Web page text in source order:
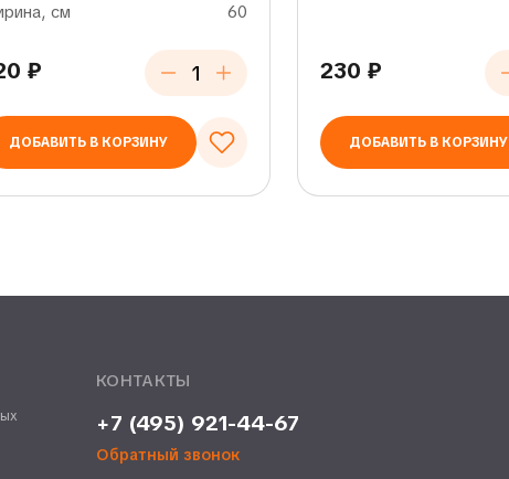
см
60
₽
ДОБАВИТЬ В КОРЗИНУ
230 ₽
ДОБАВИТЬ В КОРЗИНУ
КОНТАКТЫ
+7 (495) 921-44-67
Обратный звонок